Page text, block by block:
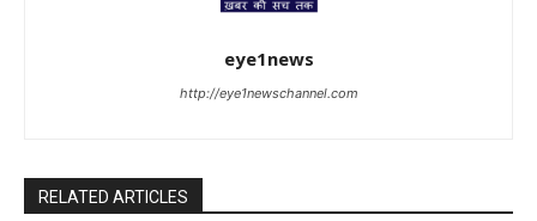
eye1news
http://eye1newschannel.com
RELATED ARTICLES